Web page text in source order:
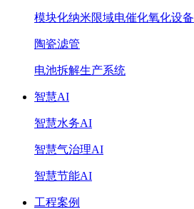
模块化纳米限域电催化氧化设备
陶瓷滤管
电池拆解生产系统
智慧AI
智慧水务AI
智慧气治理AI
智慧节能AI
工程案例